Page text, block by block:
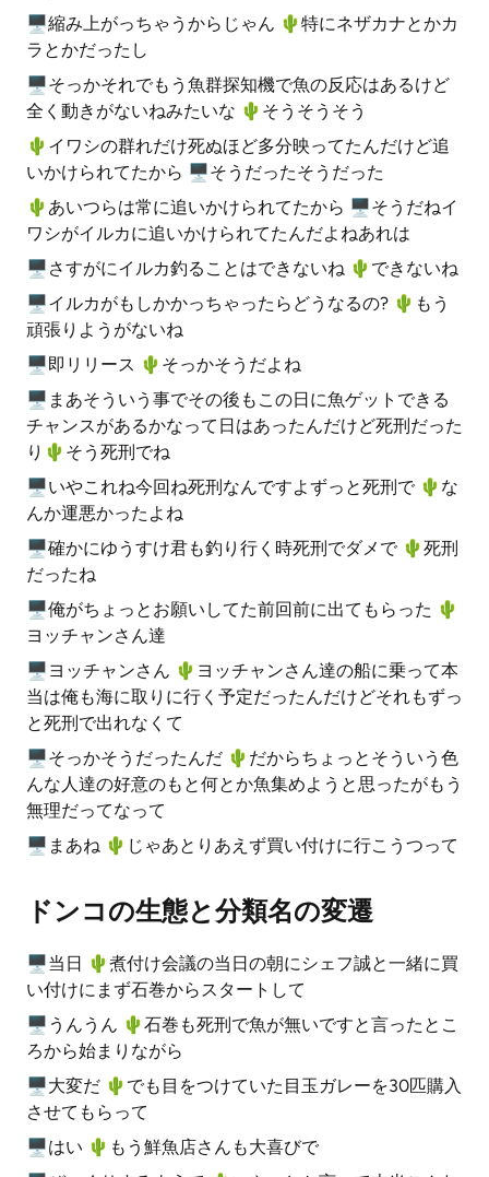
🖥縮み上がっちゃうからじゃん 🌵️特にネザカナとかカ
ラとかだったし
🖥そっかそれでもう魚群探知機で魚の反応はあるけど
全く動きがないねみたいな 🌵️そうそうそう
🌵️イワシの群れだけ死ぬほど多分映ってたんだけど追
いかけられてたから 🖥そうだったそうだった
🌵️あいつらは常に追いかけられてたから 🖥そうだねイ
ワシがイルカに追いかけられてたんだよねあれは
🖥さすがにイルカ釣ることはできないね 🌵️できないね
🖥イルカがもしかかっちゃったらどうなるの? 🌵️もう
頑張りようがないね
🖥即リリース 🌵️そっかそうだよね
🖥まあそういう事でその後もこの日に魚ゲットできる
チャンスがあるかなって日はあったんだけど死刑だった
り🌵️そう死刑でね
🖥いやこれね今回ね死刑なんですよずっと死刑で 🌵️な
んか運悪かったよね
🖥確かにゆうすけ君も釣り行く時死刑でダメで 🌵️死刑
だったね
🖥俺がちょっとお願いしてた前回前に出てもらった 🌵️
ヨッチャンさん達
🖥ヨッチャンさん 🌵️ヨッチャンさん達の船に乗って本
当は俺も海に取りに行く予定だったんだけどそれもずっ
と死刑で出れなくて
🖥そっかそうだったんだ 🌵️だからちょっとそういう色
んな人達の好意のもと何とか魚集めようと思ったがもう
無理だってなって
🖥まあね 🌵️じゃあとりあえず買い付けに行こうつって
ドンコの生態と分類名の変遷
🖥当日 🌵️煮付け会議の当日の朝にシェフ誠と一緒に買
い付けにまず石巻からスタートして
🖥うんうん 🌵️石巻も死刑で魚が無いですと言ったとこ
ろから始まりながら
🖥大変だ 🌵️でも目をつけていた目玉ガレーを30匹購入
させてもらって
🖥はい 🌵️もう鮮魚店さんも大喜びで